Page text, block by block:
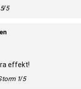
5/5
effekt!
1/5